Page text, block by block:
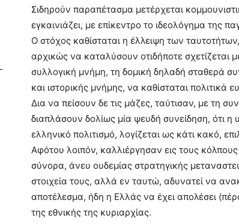
Σιδηρούν παραπέτασμα μετέρχεται
εγκαινιάζει, με επίκεντρο το ιδεολόγημα της
Ο στόχος καθίσταται η έλλειψη των
αρχικώς να καταλύσουν οτιδήποτε σχετίζεται
συλλογική μνήμη, τη δομική δηλαδή σταθερά
και ιστορικής μνήμης, να καθίσταται
Δια να πείσουν δε τις μάζες, ταύτισαν, με τη
διαπλάσουν δολίως μία ψευδή συνείδηση, ότι η
ελληνικό πολιτισμό, λογίζεται ως κάτι κακό,
Αφότου λοιπόν, καλλιέργησαν εις τους
σύνορα, άνευ ουδεμίας στρατηγικής
στοιχεία τους, αλλά εν ταυτώ, αδυνατεί να
αποτέλεσμα, ήδη η Ελλάς να έχει απολέσει
της εθνικής της κυριαρχίας.